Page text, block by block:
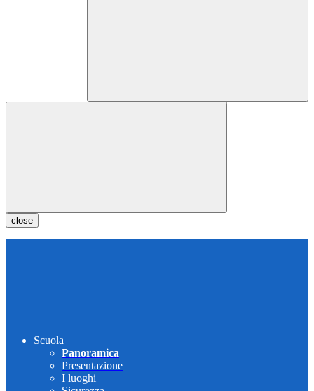
close
Scuola
Panoramica
Presentazione
I luoghi